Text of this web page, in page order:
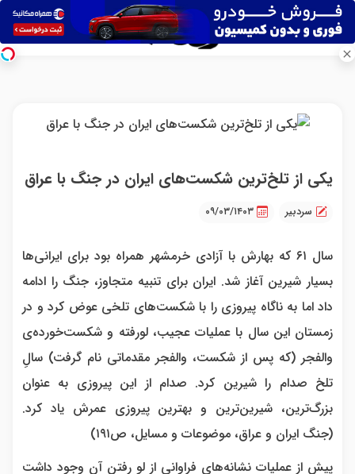
یکی از تلخ‌ترین شکست‌های ایران در جنگ با عراق
سردبیر ۰۹/۰۳/۱۴۰۳
سال ۶۱ که بهارش با آزادی خرمشهر همراه بود برای ایرانی‌ها
بسیار شیرین آغاز شد. ایران برای تنبیه متجاوز، جنگ را ادامه
داد اما به ناگاه پیروزی را با شکست‌های تلخی عوض کرد و در
زمستان این سال با عملیات عجیب، لورفته و شکست‌خورده‌ی
والفجر (که پس از شکست، والفجر مقدماتی نام گرفت) سالِ
تلخ صدام را شیرین کرد. صدام از این پیروزی به عنوان
بزرگ‌ترین، شیرین‌ترین و بهترین پیروزی‌ عمرش یاد کرد.
(جنگ ایران و عراق، موضوعات و مسایل، ص۱۹۱)
پیش از عملیات نشانه‌های فراوانی از لو رفتن آن وجود داشت